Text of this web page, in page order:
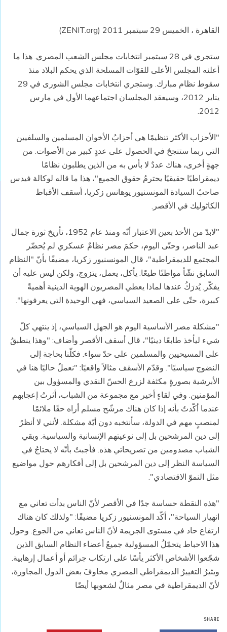
القاهرة ، الخميس 29 سبتمبر 2011 (ZENIT.org)
ستجري في 28 سبتمبر انتخابات مجلس الشعب المصري. هذا ما
أعلنه المجلس الأعلى للقوّات المسلحة الذي يحكم البلاد منذ
سقوط نظام مبارك. وستجري انتخابات مجلس الشورى في 29
يناير 2012، وسيعقد المجلسان اجتماعهما الأول في مارس
2012.
"الأحزاب الأكثر تنظيمًا هي أحزابُ الأخوان المسلمين والسلفيين
التي ربما ستنجحُ في الحصول على عددٍ كبير من الأصوات. من
جهةٍ أخرى، هناك عددٌ لا بأس به من الذين يطلبون نظامًا
ديمقراطيًا حقيقيًا يحترمُ حقوق الجميع"، هذا ما قاله لوكالة فيدس
صاحبُ السيادة المونسنيور يوهانس زكريا، أسقف الأقباط
الكاثوليك في الأقصر.
"لابدّ من الأخذ بعين الاعتبار أنّه ومنذ عام 1952، تأريخ ثورة جمال
عبد الناصر، وحتّى اليوم، حكمَ مصر نظامٌ عسكري لم يُحضّر
المجتمع للديمقراطية"، قال المونسنيور زكريا، مضيفًا بأنّ "النظام
السابق نشّأ مواطنًا طيعًا: يأكل، يعمل، يتزوج، ولكن ليس عليه أن
يفكّر. يُدرَكُ عندها لماذا يعطي المصريون الهوية الدينية أهميةً
كبيرة، حتّى على الصعيد السياسي، فهي الوحيدة التي يعرفونها".
"مشكلة مصر الأساسية اليوم هو الجهل السياسي، إذ ينتهي كلّ
شيء ليأخذ طابعًا دينيًا"، قال أسقف الأقصر وأضاف: "وهذا ينطبقُ
على المسيحيين والمسلمين على حدّ سواء. فكلّنا بحاجة إلى
النضوج سياسيًا". وقدّم الأسقف مثالاً واقعيًا: "نعملُ حاليًا هنا في
الأبرشية بصورةٍ مكثفة لزرع الحسّ النقدي والمسؤول بين
المؤمنين. وفي لقاءٍ أخير مع مجموعة من الشباب، أثرتُ إعجابهم
عندما أكّدتُ بأنه إذا كان هناك مرشّح مسلم أراه حقًا ملائمًا
لمنصبٍ مهم في الدولة، سأنتخبه دون أيّة مشكلة. لأنني لا أنظرُ
إلى دين المرشحين بل إلى نوعيتهم الإنسانية والسياسية. وبقي
الشباب مصدومين من تصريحاتي هذه. فأجبتُ بأنّه لا يحتاجُ في
السياسة النظر إلى دين المرشحين بل إلى أفكارهم حول مواضيع
مثل النموّ الاقتصادي".
"هذه النقطة حساسة جدًا في الأقصر لأنّ الناس بدأت تعاني مع
انهيار السياحة"، أكّد المونسنيور زكريا مضيفًا: "ولذلك كان هناك
ارتفاع حاد في مستوى الجريمة لأنّ الناس تعاني من الجوع. وحول
هذا الاحباط يتحمّلُ المسؤولية جميعُ أعضاء النظام السابق الذين
شجّعوا الأشخاص الأكثر يأسًا على ارتكاب جرائم أو أعمال إرهابية.
ويثيرُ التغييرُ الديمقراطي المصري مخاوفَ بعض الدول المجاورة،
لأنّ الديمقراطية في مصر مثالٌ لشعوبها أيضًا
SHARE